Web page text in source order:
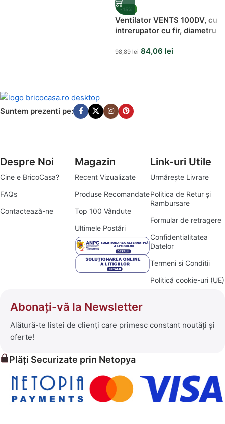
-15%
Ventilator VENTS 100DV, cu
intrerupator cu fir, diametru
98,89lei 84,06 lei
Suntem prezenti pe:
Despre Noi
Cine e BricoCasa?
FAQs
Contactează-ne
Magazin
Recent Vizualizate
Produse Recomandate
Top 100 Vândute
Ultimele Postări
Link-uri Utile
Urmărește Livrare
Politica de Retur și
Rambursare
Formular de retragere
Confidentialitatea
Datelor
Termeni si Conditii
Politică cookie-uri (UE)
Abonați-vă la Newsletter
Alătură-te listei de clienți care primesc constant noutăți și
oferte!
Plăți Securizate prin Netopya